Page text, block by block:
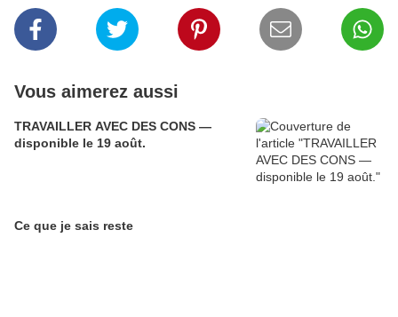
Vous aimerez aussi
TRAVAILLER AVEC DES CONS —
disponible le 19 août.
Ce que je sais reste